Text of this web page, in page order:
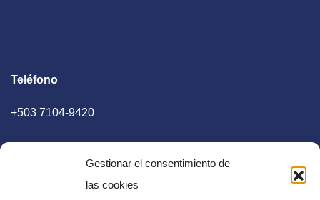
Gestionar el consentimiento de
las cookies
Teléfono
+503 7104-9420